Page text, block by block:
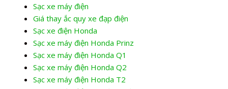
Sạc xe máy điện
Giá thay ắc quy xe đạp điện
Sạc xe điện Honda
Sạc xe máy điện Honda Prinz
Sạc xe máy điện Honda Q1
Sạc xe máy điện Honda Q2
Sạc xe máy điện Honda T2